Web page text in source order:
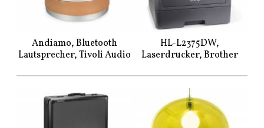
Andiamo, Bluetooth
Lautsprecher, Tivoli Audio
HL-L2375DW,
Laserdrucker, Brother